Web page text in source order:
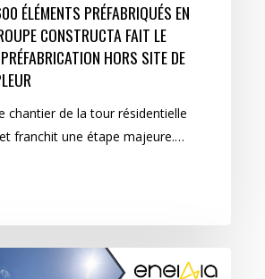
ÉLÉMENTS PRÉFABRIQUÉS EN
CONSTRUCTA FAIT LE
HORS SITE DE
chantier de la tour résidentielle
franchit une étape majeure.…